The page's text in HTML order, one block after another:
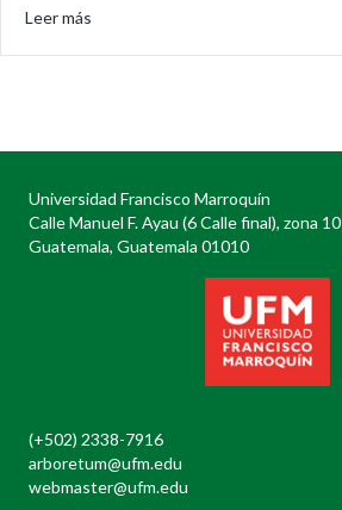
Leer más
Universidad Francisco Marroquín
Calle Manuel F. Ayau (6 Calle final), zona 10
Guatemala, Guatemala 01010
(+502) 2338-7916
arboretum@ufm.edu
webmaster@ufm.edu